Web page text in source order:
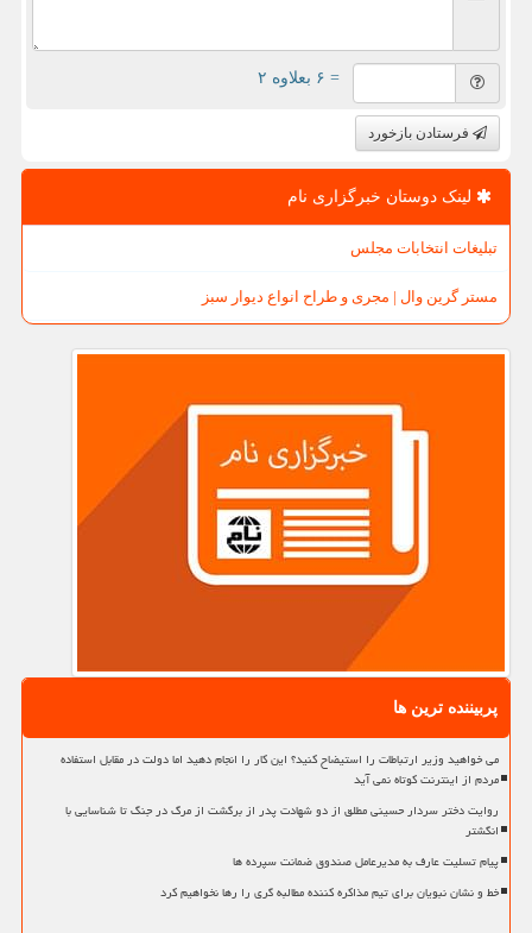
= ۶ بعلاوه ۲
فرستادن بازخورد
لینک دوستان خبرگزاری نام
تبلیغات انتخابات مجلس
مستر گرین وال | مجری و طراح انواع دیوار سبز
پربیننده ترین ها
می خواهید وزیر ارتباطات را استیضاح کنید؟ این کار را انجام دهید اما دولت در مقابل استفاده
مردم از اینترنت کوتاه نمی آید
روایت دختر سردار حسینی مطلق از دو شهادت پدر از برگشت از مرگ در جنگ تا شناسایی با
انگشتر
پیام تسلیت عارف به مدیرعامل صندوق ضمانت سپرده ها
خط و نشان نبویان برای تیم مذاکره کننده مطالبه گری را رها نخواهیم کرد